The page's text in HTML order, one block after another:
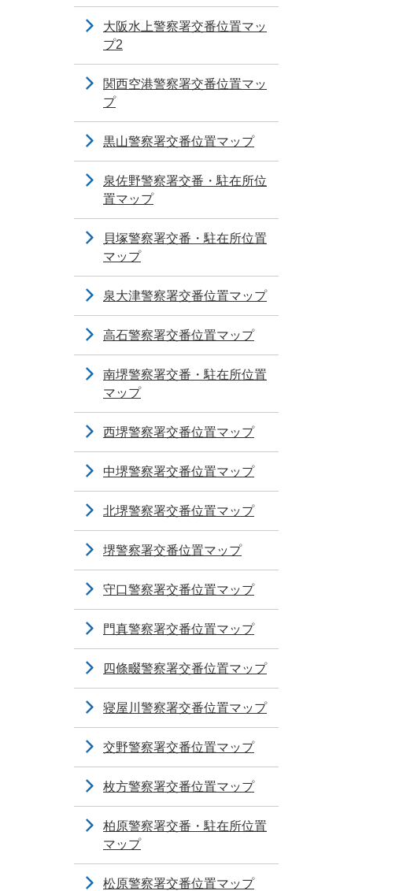
大阪水上警察署交番位置マッ
プ2
関西空港警察署交番位置マッ
プ
黒山警察署交番位置マップ
泉佐野警察署交番・駐在所位
置マップ
貝塚警察署交番・駐在所位置
マップ
泉大津警察署交番位置マップ
高石警察署交番位置マップ
南堺警察署交番・駐在所位置
マップ
西堺警察署交番位置マップ
中堺警察署交番位置マップ
北堺警察署交番位置マップ
堺警察署交番位置マップ
守口警察署交番位置マップ
門真警察署交番位置マップ
四條畷警察署交番位置マップ
寝屋川警察署交番位置マップ
交野警察署交番位置マップ
枚方警察署交番位置マップ
柏原警察署交番・駐在所位置
マップ
松原警察署交番位置マップ